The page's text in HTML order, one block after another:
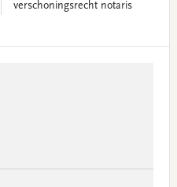
verschoningsrecht notaris